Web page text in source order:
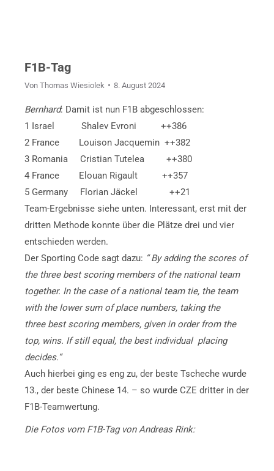
F1B-Tag
Von Thomas Wiesiolek 8. August 2024
Bernhard: Damit ist nun F1B abgeschlossen:
1 Israel Shalev Evroni ++386
2 France Louison Jacquemin ++382
3 Romania Cristian Tutelea ++380
4 France Elouan Rigault ++357
5 Germany Florian Jäckel ++21
Team-Ergebnisse siehe unten. Interessant, erst mit der
dritten Methode konnte über die Plätze drei und vier
entschieden werden.
Der Sporting Code sagt dazu: “ By adding the scores of
the three best scoring members of the national team
together. In the case of a national team tie, the team
with the lower sum of place numbers, taking the
three best scoring members, given in order from the
top, wins. If still equal, the best individual placing
decides.“
Auch hierbei ging es eng zu, der beste Tscheche wurde
13., der beste Chinese 14. – so wurde CZE dritter in der
F1B-Teamwertung.
Die Fotos vom F1B-Tag von Andreas Rink: